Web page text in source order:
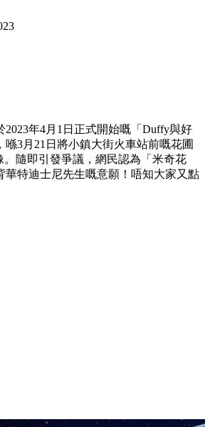
年4月1日正式開始嘅「Duffy與好
3月21日將小鎮大街火車站前嘅花圃
。隨即引發爭議，網民認為「米奇花
華特迪士尼先生嘅意願！唔知大家又點